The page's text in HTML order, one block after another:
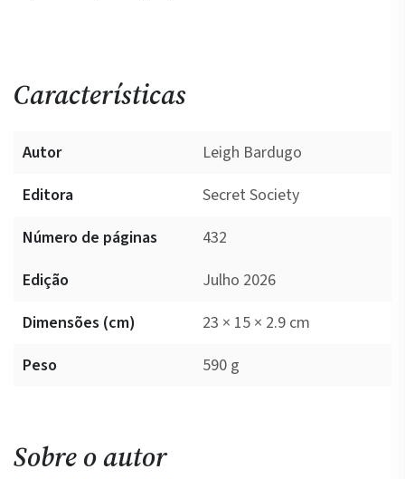
Características
Autor
Leigh Bardugo
Editora
Secret Society
Número de páginas
432
Edição
Julho 2026
Dimensões (cm)
23 × 15 × 2.9 cm
Peso
590 g
Sobre o autor